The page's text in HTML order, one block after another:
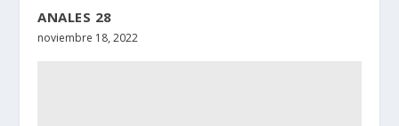
ANALES 28
noviembre 18, 2022